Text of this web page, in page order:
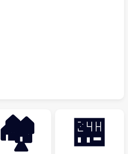
🏘 🏪